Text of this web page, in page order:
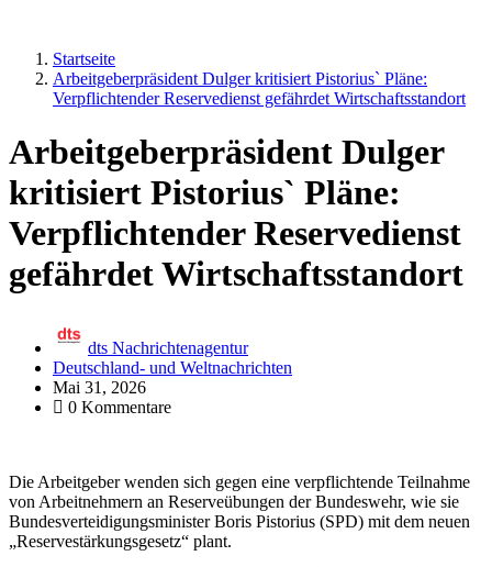
Startseite
Arbeitgeberpräsident Dulger kritisiert Pistorius` Pläne:
Verpflichtender Reservedienst gefährdet Wirtschaftsstandort
Arbeitgeberpräsident Dulger
kritisiert Pistorius` Pläne:
Verpflichtender Reservedienst
gefährdet Wirtschaftsstandort
dts Nachrichtenagentur
Deutschland- und Weltnachrichten
Mai 31, 2026
0 Kommentare
Die Arbeitgeber wenden sich gegen eine verpflichtende Teilnahme
von Arbeitnehmern an Reserveübungen der Bundeswehr, wie sie
Bundesverteidigungsminister Boris Pistorius (SPD) mit dem neuen
„Reservestärkungsgesetz“ plant.